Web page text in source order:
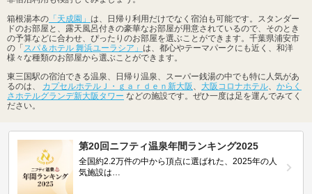
箱根湯本の 「天成園」 は、日帰り利用だけでなく宿泊も可能です。スタンダー
ドのお部屋と、露天風呂付きの豪華なお部屋が用意されているので、そのとき
の予算などに合わせ、ぴったりのお部屋を選ぶことができます。千葉県浦安市
の「スパ＆ホテル 舞浜ユーラシア」 は、都心やテーマパークにも近く、和洋
様々な種類のお部屋から選ぶことができます。
東三国駅の宿泊できる温泉、日帰り温泉、スーパー銭湯の中でも特に人気があ
るのは、 カプセルホテルＪ・ｇａｒｄｅｎ新大阪、 大阪コロナホテル、 からく
さホテルグランデ新大阪タワー などの施設です。ぜひ一度は足を運んでみてく
ださい。
第20回ニフティ温泉年間ランキング2025
全国約2.2万件の中から頂点に選ばれた、2025年の人
気施設は…